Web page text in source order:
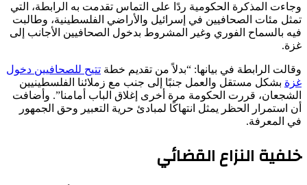
وجاءت المذكرة الحكومية ردًا على التماس تقدمت به الرابطة، التي
تمثل مئات الصحافيين في إسرائيل والأراضي الفلسطينية، وطالبت
فيه بالسماح الفوري وغير المشروط بدخول الصحافيين الأجانب إلى
غزة.
وقالت الرابطة في بيانها: “بدلاً من تقديم خطة تتيح للصحافيين دخول
غزة بشكل مستقل والعمل جنبًا إلى جنب مع زملائنا الفلسطينيين
الشجعان، قررت الحكومة مرة أخرى إغلاق الباب أمامنا”. وأضافت
أن استمرار الحظر يمثل انتهاكًا لمبادئ حرية التعبير وحق الجمهور
في المعرفة.
خلفية النزاع القضائي